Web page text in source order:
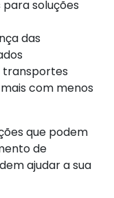
soluções
das
transportes
com menos
que podem
de
ajudar a sua